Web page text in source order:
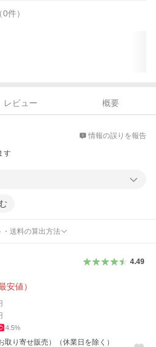
（0件）
レビュー
概要
情報の誤りを報告
す
・送料の算出方法
4.49
安値）
4.5%
取り寄せ販売）（休業日を除く）